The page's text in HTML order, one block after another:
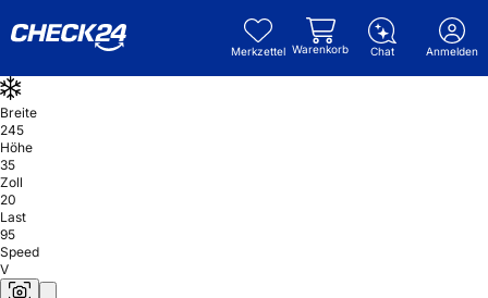
Merkzettel Warenkorb Chat Anmelden
Breite
245
Höhe
35
Zoll
20
Last
95
Speed
V